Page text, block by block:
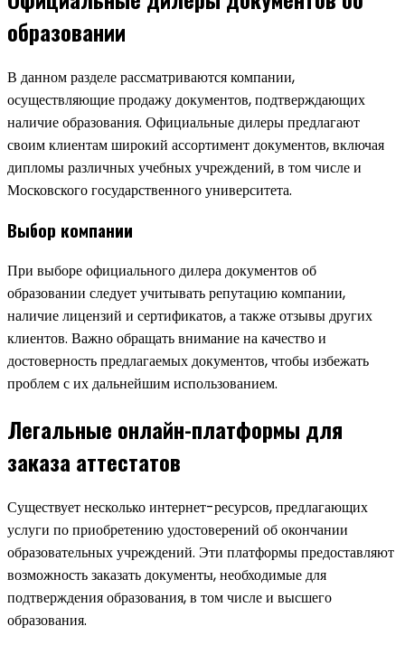
образовании
В данном разделе рассматриваются компании,
осуществляющие продажу документов, подтверждающих
наличие образования. Официальные дилеры предлагают
своим клиентам широкий ассортимент документов, включая
дипломы различных учебных учреждений, в том числе и
Московского государственного университета.
Выбор компании
При выборе официального дилера документов об
образовании следует учитывать репутацию компании,
наличие лицензий и сертификатов, а также отзывы других
клиентов. Важно обращать внимание на качество и
достоверность предлагаемых документов, чтобы избежать
проблем с их дальнейшим использованием.
Легальные онлайн-платформы для
заказа аттестатов
Существует несколько интернет-ресурсов, предлагающих
услуги по приобретению удостоверений об окончании
образовательных учреждений. Эти платформы предоставляют
возможность заказать документы, необходимые для
подтверждения образования, в том числе и высшего
образования.